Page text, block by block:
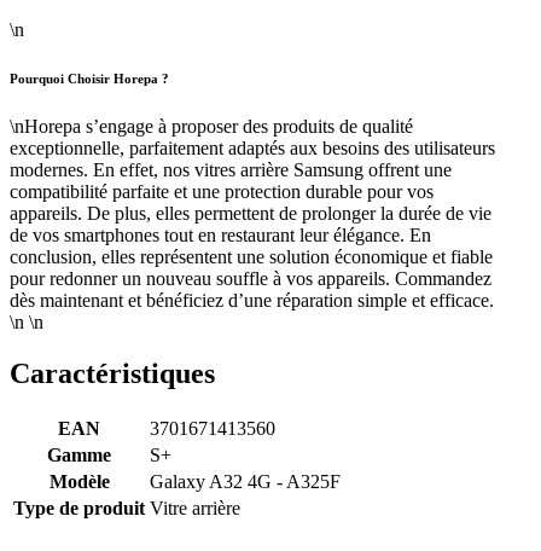
\n
Pourquoi Choisir Horepa ?
\nHorepa s’engage à proposer des produits de qualité
exceptionnelle, parfaitement adaptés aux besoins des utilisateurs
modernes. En effet, nos vitres arrière Samsung offrent une
compatibilité parfaite et une protection durable pour vos
appareils. De plus, elles permettent de prolonger la durée de vie
de vos smartphones tout en restaurant leur élégance. En
conclusion, elles représentent une solution économique et fiable
pour redonner un nouveau souffle à vos appareils. Commandez
dès maintenant et bénéficiez d’une réparation simple et efficace.
\n \n
Caractéristiques
EAN
3701671413560
Gamme
S+
Modèle
Galaxy A32 4G - A325F
Type de produit Vitre arrière